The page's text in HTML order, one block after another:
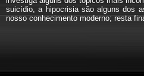
suicídio, a hipocrisia são alguns dos
nosso conhecimento moderno; resta